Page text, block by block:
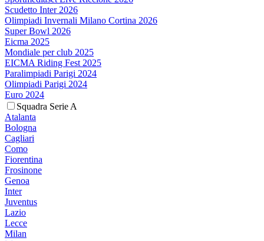
Scudetto Inter 2026
Olimpiadi Invernali Milano Cortina 2026
Super Bowl 2026
Eicma 2025
Mondiale per club 2025
EICMA Riding Fest 2025
Paralimpiadi Parigi 2024
Olimpiadi Parigi 2024
Euro 2024
Squadra Serie A
Atalanta
Bologna
Cagliari
Como
Fiorentina
Frosinone
Genoa
Inter
Juventus
Lazio
Lecce
Milan